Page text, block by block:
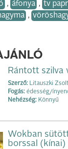
, áfonya , tv
,
Rántott szilva
Szerző: Litauszki
Fogás: édesség/
Nehézség: Könnyű
Wokban
borssal (kínai)